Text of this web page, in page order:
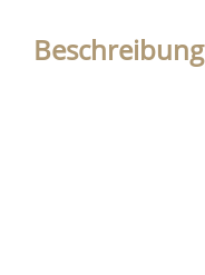
Beschreibung